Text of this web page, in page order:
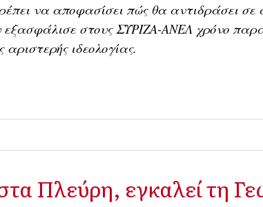
να αποφασίσει πώς θα αντιδράσει σε
στους ΣΥΡΙΖΑ-ΑΝΕΛ χρόνο
αριστερής ιδεολογίας.
Πλεύρη, εγκαλεί τη